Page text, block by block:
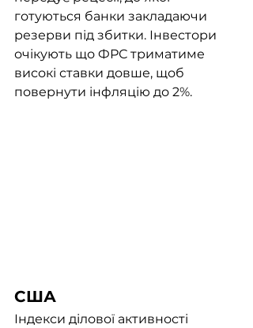
готуються банки закладаючи
резерви під збитки. Інвестори
очікують що ФРС триматиме
високі ставки довше, щоб
повернути інфляцію до 2%.
США
Індекси ділової активності